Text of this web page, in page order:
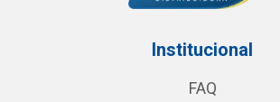
Institucional
FAQ